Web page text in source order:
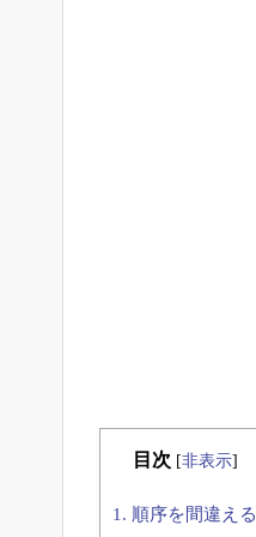
目次 [非表示]
1. 順序を間違える